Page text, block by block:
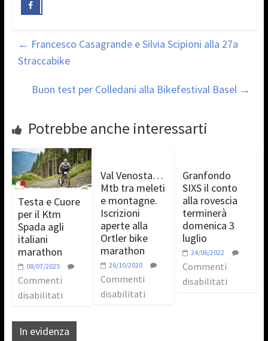
← Francesco Casagrande e Silvia Scipioni alla 27a
Straccabike
Buon test per Colledani alla Bikefestival Basel →
Potrebbe anche interessarti
Testa e Cuore
per il Ktm
Spada agli
italiani
marathon
08/07/2025
Commenti
disabilitati
Val Venosta…
Mtb tra meleti
e montagne.
Iscrizioni
aperte alla
Ortler bike
marathon
26/10/2020
Commenti
disabilitati
Granfondo
SIXS il conto
alla rovescia
terminerà
domenica 3
luglio
24/06/2022
Commenti
disabilitati
In evidenza